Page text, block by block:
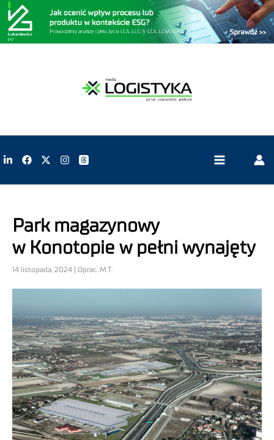
Park magazynowy
w Konotopie w pełni wynajęty
14 listopada, 2024 | Oprac. M.T.